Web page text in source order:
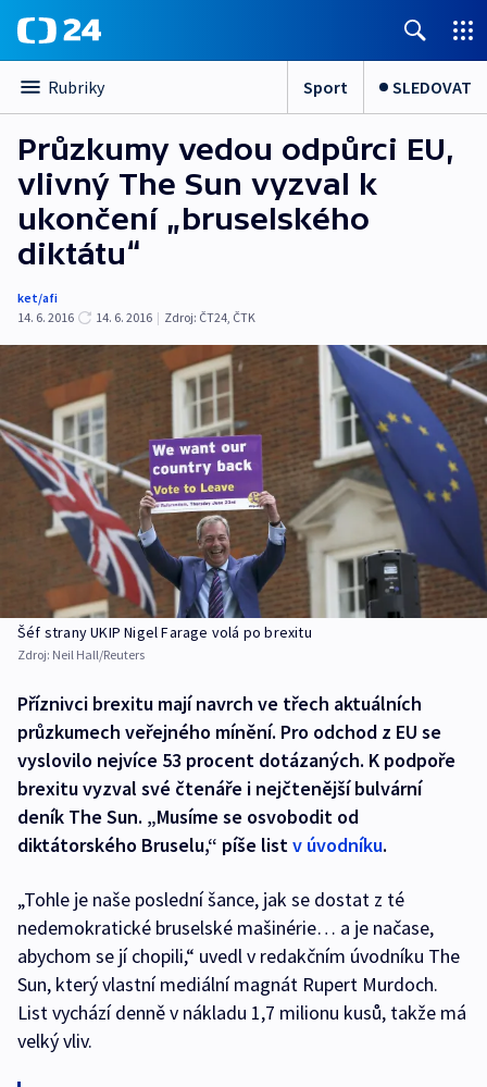
Rubriky Sport SLEDOVAT
Průzkumy vedou odpůrci EU,
vlivný The Sun vyzval k
ukončení „bruselského
diktátu“
ket/afi
14. 6. 2016
14. 6. 2016 | Zdroj: ČT24, ČTK
Šéf strany UKIP Nigel Farage volá po brexitu
Zdroj: Neil Hall/Reuters
Příznivci brexitu mají navrch ve třech aktuálních
průzkumech veřejného mínění. Pro odchod z EU se
vyslovilo nejvíce 53 procent dotázaných. K podpoře
brexitu vyzval své čtenáře i nejčtenější bulvární
deník The Sun. „Musíme se osvobodit od
diktátorského Bruselu,“ píše listv úvodníku.
„Tohle je naše poslední šance, jak se dostat z té
nedemokratické bruselské mašinérie… a je načase,
abychom se jí chopili,“ uvedl v redakčním úvodníku The
Sun, který vlastní mediální magnát Rupert Murdoch.
List vychází denně v nákladu 1,7 milionu kusů, takže má
velký vliv.